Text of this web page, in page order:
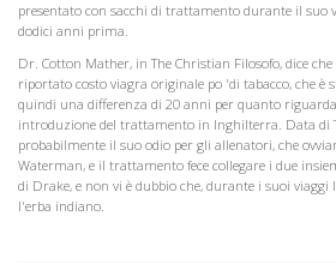
presentato con sacchi di trattamento durante il suo
dodici anni prima.
Dr. Cotton Mather, in The Christian Filosofo, dice
riportato costo viagra originale po 'di tabacco, che è
quindi una differenza di 20 anni per quanto
introduzione del trattamento in Inghilterra. Data di
probabilmente il suo odio per gli allenatori, che
Waterman, e il trattamento fece collegare i due
di Drake, e non vi è dubbio che, durante i suoi viaggi
l'erba indiano.